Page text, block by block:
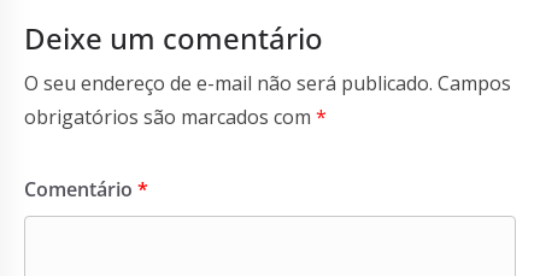
Deixe um comentário
O seu endereço de e-mail não será publicado. Campos
obrigatórios são marcados com *
Comentário *